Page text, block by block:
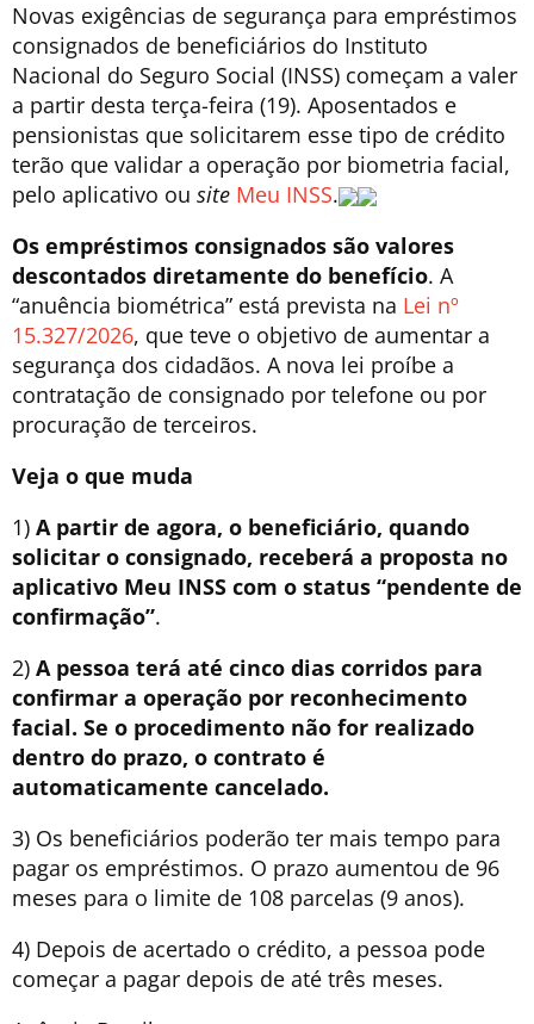
Novas exigências de segurança para empréstimos
consignados de beneficiários do Instituto
Nacional do Seguro Social (INSS) começam a valer
a partir desta terça-feira (19). Aposentados e
pensionistas que solicitarem esse tipo de crédito
terão que validar a operação por biometria facial,
pelo aplicativo ou site Meu INSS.
Os empréstimos consignados são valores
descontados diretamente do benefício. A
“anuência biométrica” está prevista na Lei nº
15.327/2026, que teve o objetivo de aumentar a
segurança dos cidadãos. A nova lei proíbe a
contratação de consignado por telefone ou por
procuração de terceiros.
Veja o que muda
1) A partir de agora, o beneficiário, quando
solicitar o consignado, receberá a proposta no
aplicativo Meu INSS com o status “pendente de
confirmação”.
2) A pessoa terá até cinco dias corridos para
confirmar a operação por reconhecimento
facial. Se o procedimento não for realizado
dentro do prazo, o contrato é
automaticamente cancelado.
3) Os beneficiários poderão ter mais tempo para
pagar os empréstimos. O prazo aumentou de 96
meses para o limite de 108 parcelas (9 anos).
4) Depois de acertado o crédito, a pessoa pode
começar a pagar depois de até três meses.